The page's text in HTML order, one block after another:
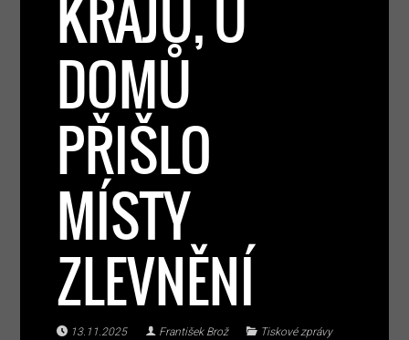
KRAJŮ, U
DOMŮ
PŘIŠLO
MÍSTY
ZLEVNĚNÍ
13.11.2025 František Brož
Tiskové zprávy